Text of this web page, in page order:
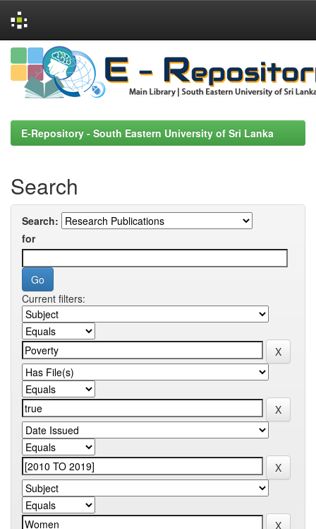
Skip
navigation
E-Repository - South Eastern University of Sri Lanka
Search
Search:
for
Current filters: